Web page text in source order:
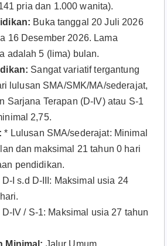
pria dan 1.000 wanita).
Buka tanggal 20 Juli 2026
16 Desember 2026. Lama
adalah 5 (lima) bulan.
Sangat variatif tergantung
lulusan SMA/SMK/MA/sederajat,
Sarjana Terapan (D-IV) atau S-1
2,75.
* Lulusan SMA/sederajat: Minimal
dan maksimal 21 tahun 0 hari
pendidikan.
D-I s.d D-III: Maksimal usia 24
D-IV / S-1: Maksimal usia 27 tahun
Minimal: Jalur Umum